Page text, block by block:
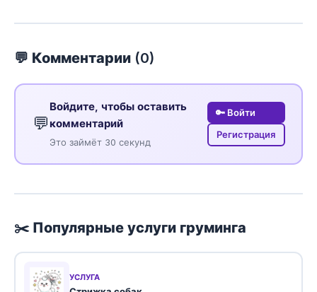
💬 Комментарии (0)
💬
Войдите, чтобы оставить
комментарий
Это займёт 30 секунд
🔑 Войти
Регистрация
✂️ Популярные услуги груминга
УСЛУГА